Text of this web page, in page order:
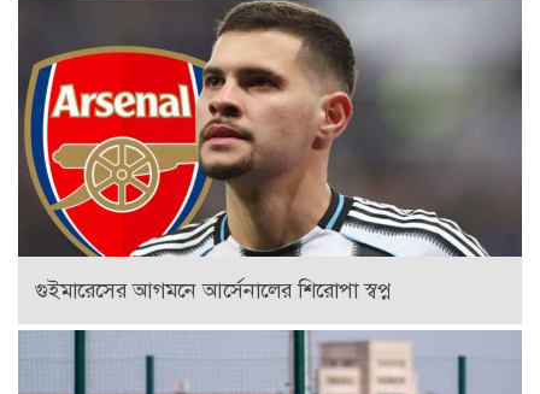
গুইমারেসের আগমনে আর্সেনালের শিরোপা স্বপ্ন